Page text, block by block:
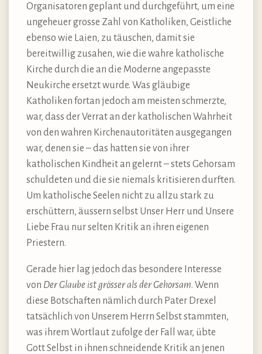
Organisatoren geplant und durchgeführt, um eine
ungeheuer grosse Zahl von Katholiken, Geistliche
ebenso wie Laien, zu täuschen, damit sie
bereitwillig zusahen, wie die wahre katholische
Kirche durch die an die Moderne angepasste
Neukirche ersetzt wurde. Was gläubige
Katholiken fortan jedoch am meisten schmerzte,
war, dass der Verrat an der katholischen Wahrheit
von den wahren Kirchenautoritäten ausgegangen
war, denen sie – das hatten sie von ihrer
katholischen Kindheit an gelernt – stets Gehorsam
schuldeten und die sie niemals kritisieren durften.
Um katholische Seelen nicht zu allzu stark zu
erschüttern, äussern selbst Unser Herr und Unsere
Liebe Frau nur selten Kritik an ihren eigenen
Priestern.
Gerade hier lag jedoch das besondere Interesse
von Der Glaube ist grösser als der Gehorsam. Wenn
diese Botschaften nämlich durch Pater Drexel
tatsächlich von Unserem Herrn Selbst stammten,
was ihrem Wortlaut zufolge der Fall war, übte
Gott Selbst in ihnen schneidende Kritik an jenen